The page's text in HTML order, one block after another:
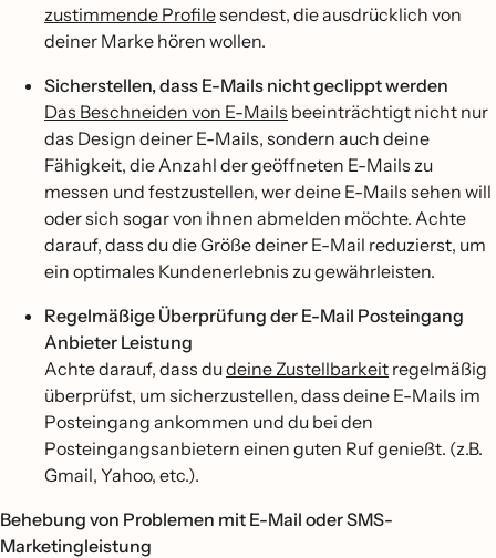
zustimmende Profilesendest, die ausdrücklich von
deiner Marke hören wollen.
Sicherstellen, dass E-Mails nicht geclippt werden
Das Beschneiden von E-Mails beeinträchtigt nicht nur
das Design deiner E-Mails, sondern auch deine
Fähigkeit, die Anzahl der geöffneten E-Mails zu
messen und festzustellen, wer deine E-Mails sehen will
oder sich sogar von ihnen abmelden möchte. Achte
darauf, dass du die Größe deiner E-Mail reduzierst, um
ein optimales Kundenerlebnis zu gewährleisten.
Regelmäßige Überprüfung der E-Mail Posteingang
Anbieter Leistung
Achte darauf, dass dudeine Zustellbarkeit regelmäßig
überprüfst, um sicherzustellen, dass deine E-Mails im
Posteingang ankommen und du bei den
Posteingangsanbietern einen guten Ruf genießt. (z.B.
Gmail, Yahoo, etc.).
Behebung von Problemen mit E-Mail oder SMS-
Marketingleistung